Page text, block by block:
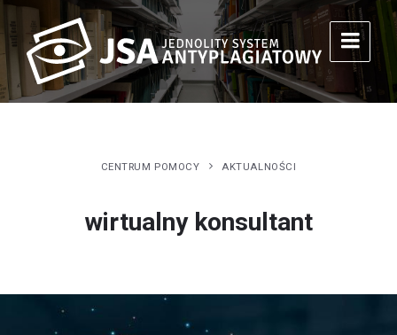
CENTRUM POMOCY AKTUALNOŚCI
wirtualny konsultant